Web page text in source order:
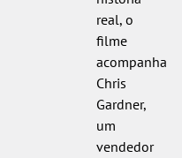
real, o
filme
acompanha
Chris
Gardner,
um
vendedor